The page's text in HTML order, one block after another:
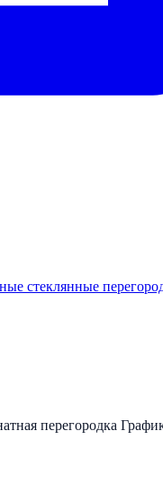
стеклянные